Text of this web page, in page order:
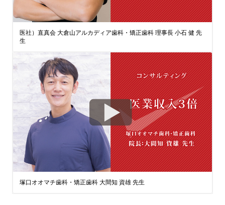
医社）直真会 大倉山アルカディア歯科・矯正歯科 理事長 小石 健 先
生
塚口オオマチ歯科・矯正歯科 大間知 資雄 先生